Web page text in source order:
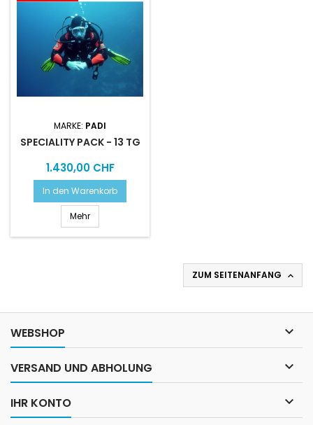
MARKE: PADI
SPECIALITY PACK - 13 TG
Preis
1.430,00 CHF
In den Warenkorb
Mehr
ZUM SEITENANFANG 
WEBSHOP 
VERSAND UND ABHOLUNG 
IHR KONTO 